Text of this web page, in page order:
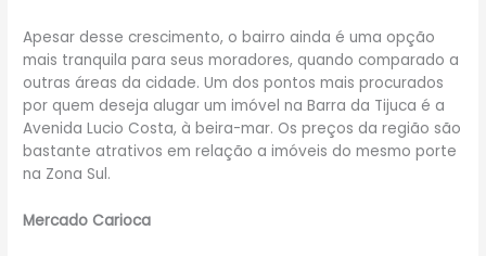
Apesar desse crescimento, o bairro ainda é uma opção
mais tranquila para seus moradores, quando comparado a
outras áreas da cidade. Um dos pontos mais procurados
por quem deseja alugar um imóvel na Barra da Tijuca é a
Avenida Lucio Costa, à beira-mar. Os preços da região são
bastante atrativos em relação a imóveis do mesmo porte
na Zona Sul.
Mercado Carioca